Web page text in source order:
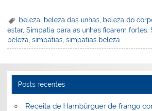
er
e
st
k
e
dI
c
e
b
o
k
itt
er
ai
l
h
o
o
l
t
beleza beleza das unhas beleza do
estar,Simpatia para as unhas ficarem fortes ,
beleza ,simpatias ,simpatias beleza
Posts recentes
Receita de Hambúrguer de frango